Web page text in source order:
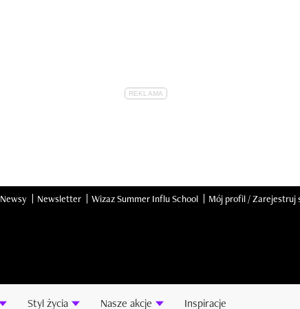
Newsy Newsletter Wizaz Summer Influ School Mój profil / Zarejestruj
Styl życia Nasze akcje Inspiracje